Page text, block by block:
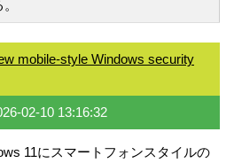
mobile-style Windows security
02-10 13:16:32
11にスマートフォンスタイルの